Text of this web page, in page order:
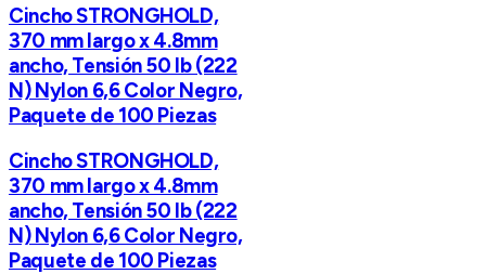
Cincho STRONGHOLD,
370 mm largo x 4.8mm
ancho, Tensión 50 lb (222
N) Nylon 6,6 Color Negro,
Paquete de 100 Piezas
Cincho STRONGHOLD,
370 mm largo x 4.8mm
ancho, Tensión 50 lb (222
N) Nylon 6,6 Color Negro,
Paquete de 100 Piezas